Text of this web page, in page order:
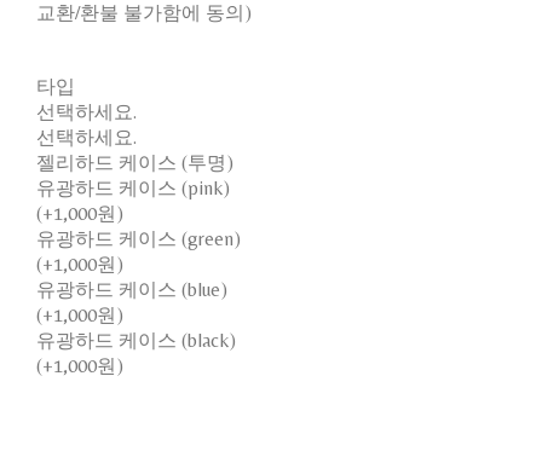
교환/환불 불가함에 동의)
타입
선택하세요.
선택하세요.
젤리하드 케이스 (투명)
유광하드 케이스 (pink)
(+1,000원)
유광하드 케이스 (green)
(+1,000원)
유광하드 케이스 (blue)
(+1,000원)
유광하드 케이스 (black)
(+1,000원)